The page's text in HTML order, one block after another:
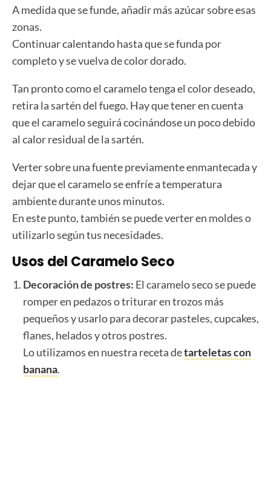
A medida que se funde, añadir más azúcar sobre esas
zonas.
Continuar calentando hasta que se funda por
completo y se vuelva de color dorado.
Tan pronto como el caramelo tenga el color deseado,
retira la sartén del fuego. Hay que tener en cuenta
que el caramelo seguirá cocinándose un poco debido
al calor residual de la sartén.
Verter sobre una fuente previamente enmantecada y
dejar que el caramelo se enfríe a temperatura
ambiente durante unos minutos.
En este punto, también se puede verter en moldes o
utilizarlo según tus necesidades.
Usos del Caramelo Seco
Decoración de postres: El caramelo seco se puede
romper en pedazos o triturar en trozos más
pequeños y usarlo para decorar pasteles, cupcakes,
flanes, helados y otros postres.
Lo utilizamos en nuestra receta detarteletas con
banana.